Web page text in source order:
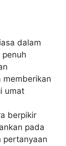
dalam
memberikan
umat
berpikir
pada
pertanyaan